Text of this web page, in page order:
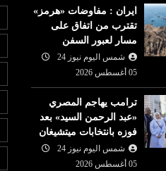
ايران : مفاوضات «هرمز»
تقترب من اتفاق على
مسار لعبور السفن
شمس اليوم نيوز 24
05 أغسطس 2026
ترامب يهاجم المصري
«عبد الرحمن السيد» بعد
فوزه بانتخابات ميتشيغان
شمس اليوم نيوز 24
05 أغسطس 2026
شمس اليوم نيوز 24
05 أغسطس
2026
ترامب يهاجم المصري «عبد
الرحمن السيد» بعد فوزه بانتخابات
ميتشيغان